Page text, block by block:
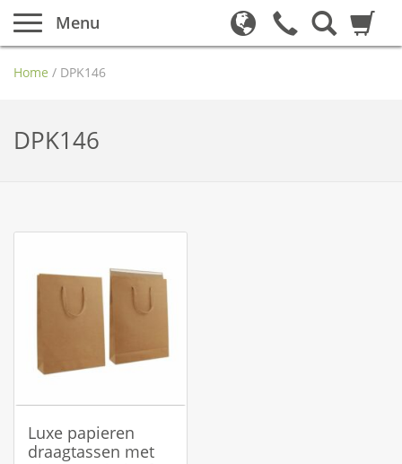
Menu
Home / DPK146
DPK146
Luxe papieren
draagtassen met